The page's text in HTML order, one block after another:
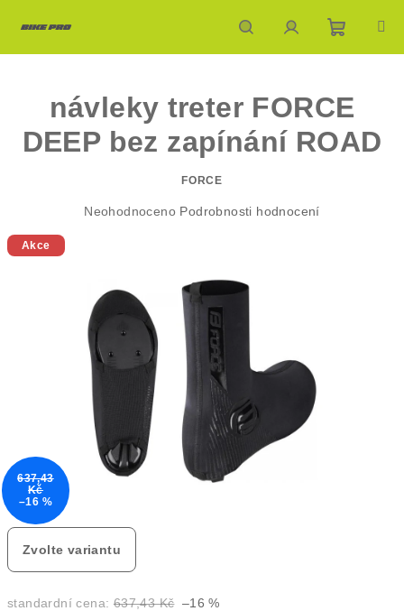
HledatPřihlášeníNákupní
košík
Zvolte variantu
standardní cena: 637,43 Kč –16 %
návleky treter FORCE
DEEP bez zapínání ROAD
FORCE
Průměrné
5
hvězdiček.
Neohodnoceno Podrobnosti hodnocení
Akce
637,43
Kč
–16 %